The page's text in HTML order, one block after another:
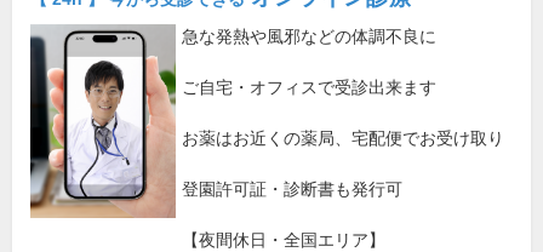
急な発熱や風邪などの体調不良に
ご自宅・オフィスで受診出来ます
お薬はお近くの薬局、宅配便でお受け取り
登園許可証・診断書も発行可
【夜間休日・全国エリア】